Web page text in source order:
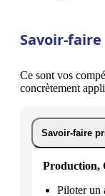
Savoir-faire
Ce sont vos
concrètement
Savoir-faire
Production,
Piloter un